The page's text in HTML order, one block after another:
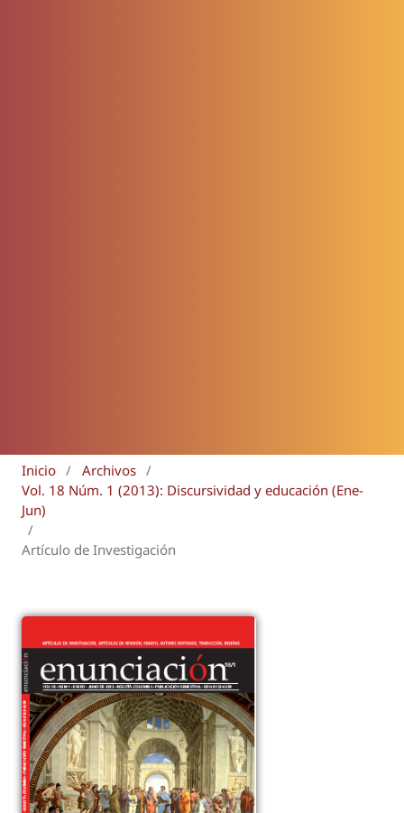
Inicio / Archivos /
Vol. 18 Núm. 1 (2013): Discursividad y educación (Ene-
Jun)
/
Artículo de Investigación